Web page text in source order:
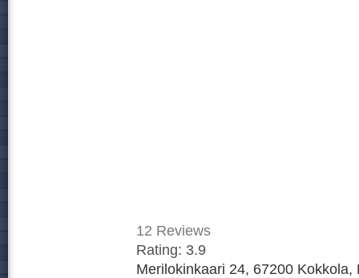
12 Reviews
Rating: 3.9
Merilokinkaari 24, 67200 Kokkola,